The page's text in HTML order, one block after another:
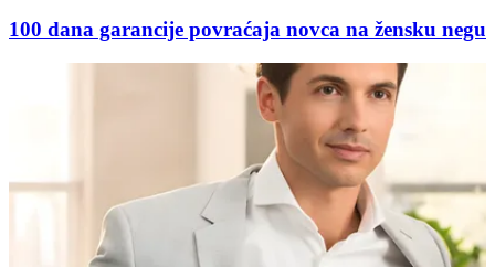
100 dana garancije povraćaja novca na žensku negu